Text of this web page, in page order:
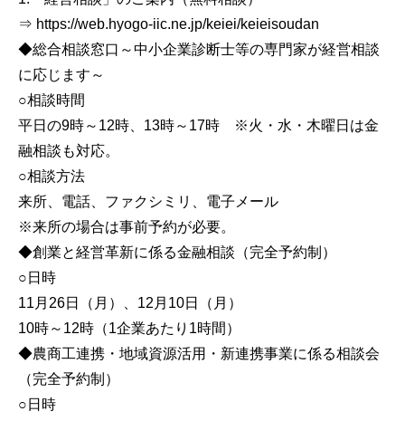
⇒ https://web.hyogo-iic.ne.jp/keiei/keieisoudan
◆総合相談窓口～中小企業診断士等の専門家が経営相談
に応じます～
○相談時間
平日の9時～12時、13時～17時 ※火・水・木曜日は金
融相談も対応。
○相談方法
来所、電話、ファクシミリ、電子メール
※来所の場合は事前予約が必要。
◆創業と経営革新に係る金融相談（完全予約制）
○日時
11月26日（月）、12月10日（月）
10時～12時（1企業あたり1時間）
◆農商工連携・地域資源活用・新連携事業に係る相談会
（完全予約制）
○日時